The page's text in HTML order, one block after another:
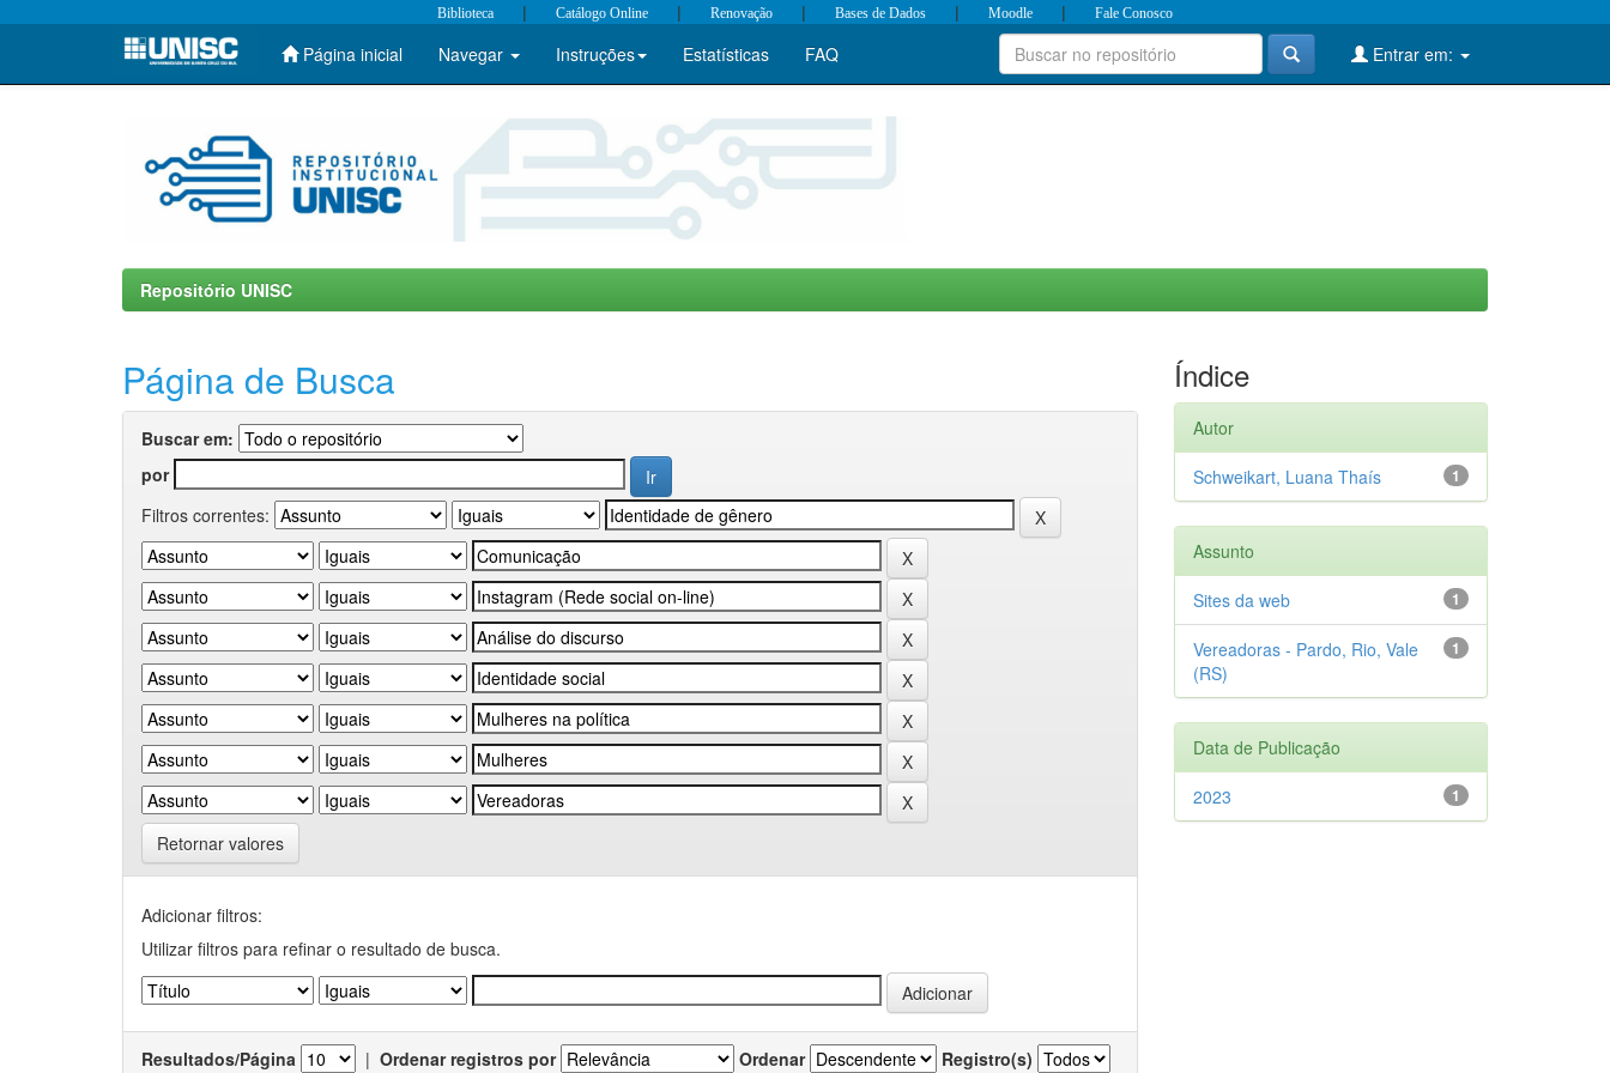
Skip
Biblioteca | Catálogo Online | Renovação | Bases de Dados | Moodle | Fale Conosco
Página inicial Navegar Instruções Estatísticas FAQ Entrar em:
Repositório UNISC
Página de Busca
Buscar em:
por
Filtros correntes:
Retornar valores
Adicionar filtros:
Utilizar filtros para refinar o resultado de busca.
Resultados/Página | Ordenar registros por Ordenar Registro(s)
Índice
Autor
1
Schweikart, Luana Thaís
Assunto
1
Sites da web
1
Vereadoras - Pardo, Rio, Vale
(RS)
Data de Publicação
1
2023